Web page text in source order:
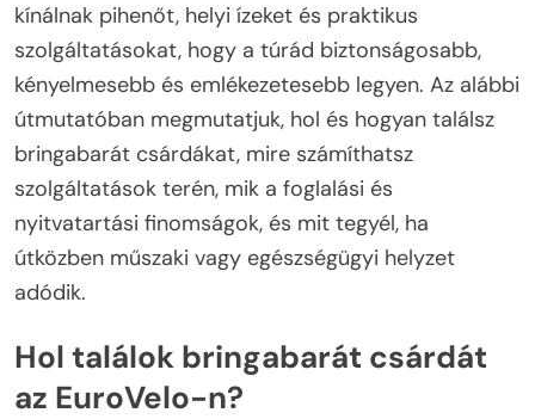
kínálnak pihenőt, helyi ízeket és praktikus
szolgáltatásokat, hogy a túrád biztonságosabb,
kényelmesebb és emlékezetesebb legyen. Az alábbi
útmutatóban megmutatjuk, hol és hogyan találsz
bringabarát csárdákat, mire számíthatsz
szolgáltatások terén, mik a foglalási és
nyitvatartási finomságok, és mit tegyél, ha
útközben műszaki vagy egészségügyi helyzet
adódik.
Hol találok bringabarát csárdát
az EuroVelo-n?